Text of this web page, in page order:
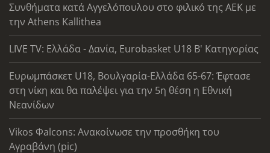
Συνθήματα κατά Αγγελόπουλου στο φιλικό της ΑΕΚ με
την Athens Kallithea
LIVE TV: Ελλάδα - Δανία, Eurobasket U18 Β' Κατηγορίας
Ευρωμπάσκετ U18, Βουλγαρία-Ελλάδα 65-67: Έφτασε
στη νίκη και θα παλέψει για την 5η θέση η Εθνική
Νεανίδων
Vikos Φalcons: Ανακοίνωσε την προσθήκη του
Αγραβάνη (pic)